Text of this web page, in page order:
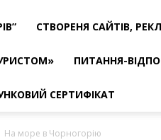
СТВОРЕНЯ САЙТІВ,
ПИТАННЯ-
СЕРТИФІКАТ
На море в Чорногорію